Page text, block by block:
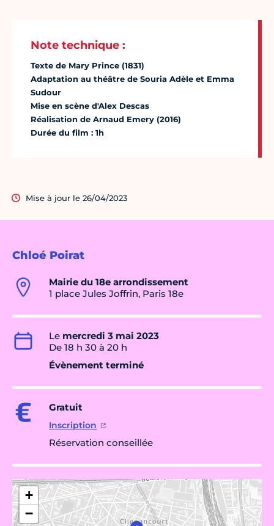
Chloé Poirat
Mairie du 18e arrondissement
1 place Jules Joffrin, Paris 18e
Le mercredi 3 mai 2023
De 18 h 30 à 20 h
Évènement terminé
Gratuit
Inscription
Réservation conseillée
+
−
Note technique :
Texte de Mary Prince (1831)
Adaptation au théâtre de Souria Adèle et Emma
Sudour
Mise en scène d'Alex Descas
Réalisation de Arnaud Emery (2016)
Durée du film : 1h
Mise à jour le 26/04/2023